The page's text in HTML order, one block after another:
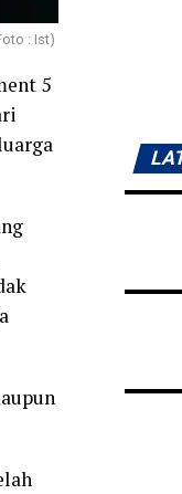
: Ist)
5